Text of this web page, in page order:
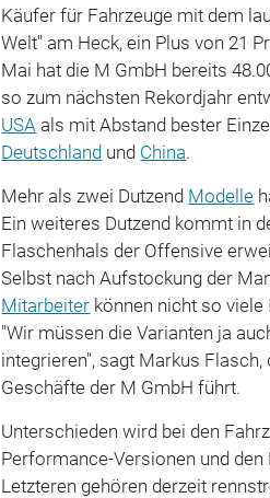
Käufer für Fahrzeuge mit dem
Welt" am Heck, ein Plus von 21
Mai hat die M GmbH bereits
so zum nächsten Rekordjahr
USA als mit Abstand bester
Deutschland und China.
Mehr als zwei Dutzend Modelle
Ein weiteres Dutzend kommt in
Flaschenhals der Offensive
Selbst nach Aufstockung der
Mitarbeiter können nicht so
"Wir müssen die Varianten ja
integrieren", sagt Markus
Geschäfte der M GmbH führt.
Unterschieden wird bei den
Performance-Versionen und
Letzteren gehören derzeit